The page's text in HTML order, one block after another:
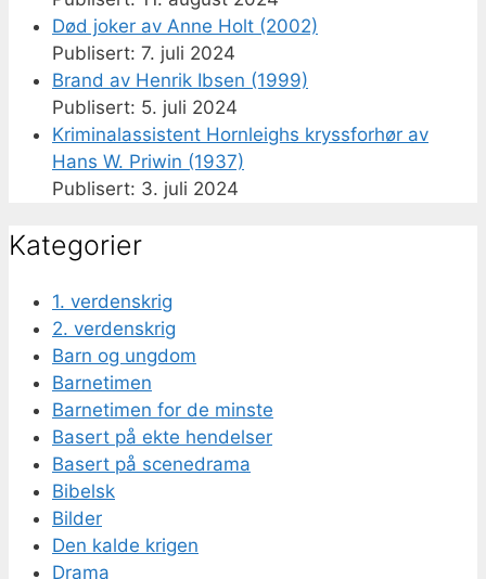
Død joker av Anne Holt (2002)
7. juli 2024
Brand av Henrik Ibsen (1999)
5. juli 2024
Kriminalassistent Hornleighs kryssforhør av
Hans W. Priwin (1937)
3. juli 2024
Kategorier
1. verdenskrig
2. verdenskrig
Barn og ungdom
Barnetimen
Barnetimen for de minste
Basert på ekte hendelser
Basert på scenedrama
Bibelsk
Bilder
Den kalde krigen
Drama